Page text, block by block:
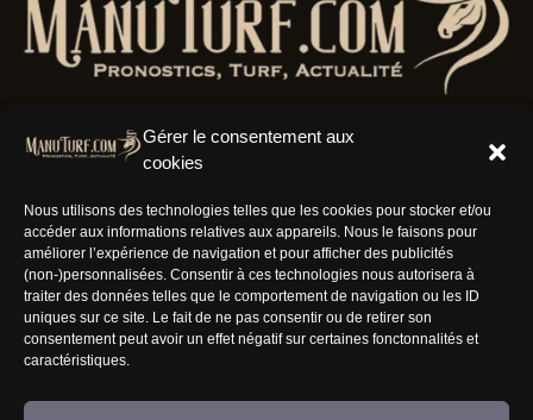
Gérer le consentement aux
cookies
Nous utilisons des technologies telles que les cookies pour stocker et/ou
accéder aux informations relatives aux appareils. Nous le faisons pour
améliorer l’expérience de navigation et pour afficher des publicités
(non-)personnalisées. Consentir à ces technologies nous autorisera à
traiter des données telles que le comportement de navigation ou les ID
uniques sur ce site. Le fait de ne pas consentir ou de retirer son
consentement peut avoir un effet négatif sur certaines fonctonnalités et
caractéristiques.
Informations
Nous rejoindre